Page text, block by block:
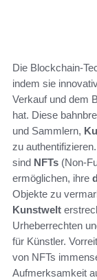
Die Blockchain-
indem sie
Verkauf und dem
hat. Diese
und Sammlern,
zu
sind NFTs (Non-
ermöglichen, ihre
Objekte zu
Kunstwelt
Urheberrechten
für Künstler.
von NFTs
Aufmerksamkeit